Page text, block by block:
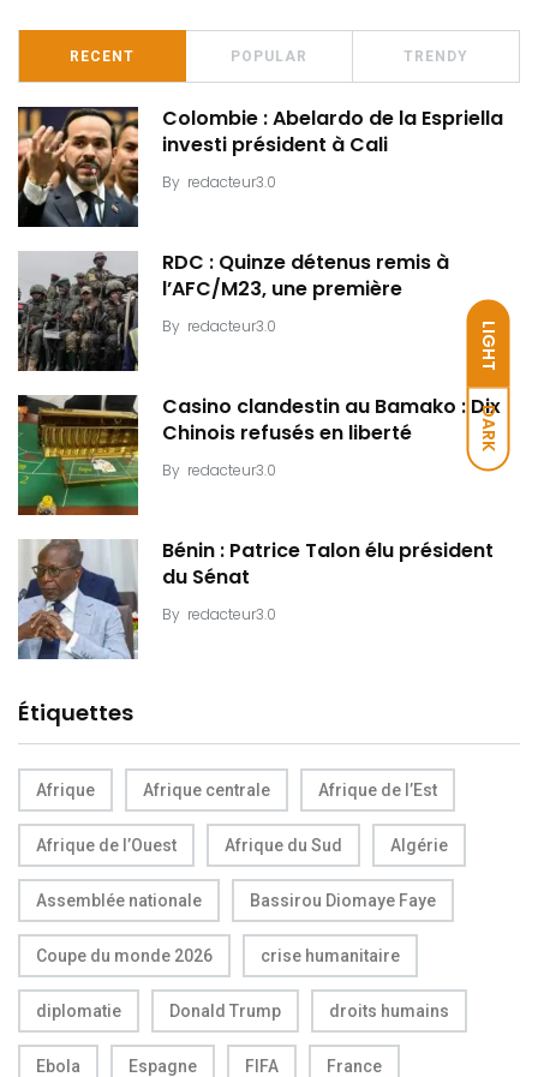
LIGHT
DARK
RECENT POPULAR TRENDY
Colombie : Abelardo de la Espriella
investi président à Cali
By redacteur3.0
RDC : Quinze détenus remis à
l’AFC/M23, une première
By redacteur3.0
Casino clandestin au Bamako : Dix
Chinois refusés en liberté
By redacteur3.0
Bénin : Patrice Talon élu président
du Sénat
By redacteur3.0
Étiquettes
Afrique Afrique centrale Afrique de l’Est
Afrique de l’Ouest Afrique du Sud Algérie
Assemblée nationale Bassirou Diomaye Faye
Coupe du monde 2026 crise humanitaire
diplomatie Donald Trump droits humains
Ebola Espagne FIFA France